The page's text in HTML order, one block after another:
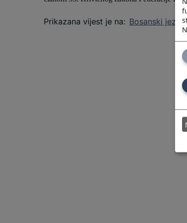
Prikazana vijest je na: Bosanski jezik